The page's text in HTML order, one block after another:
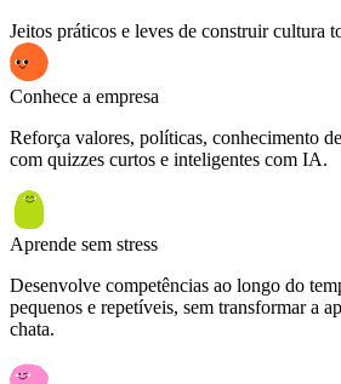
Jeitos práticos e leves de construir cultura
Conhece a empresa
Reforça valores, políticas, conhecimento
com quizzes curtos e inteligentes com IA.
Aprende sem stress
Desenvolve competências ao longo do
pequenos e repetíveis, sem transformar a
chata.